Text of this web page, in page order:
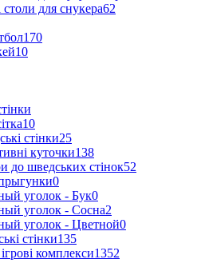
столи для снукера62
170
10
10
стінки25
куточки138
до шведських стінок52
0
уголок - Бук0
уголок - Сосна2
уголок - Цветной0
стінки135
комплекси1352